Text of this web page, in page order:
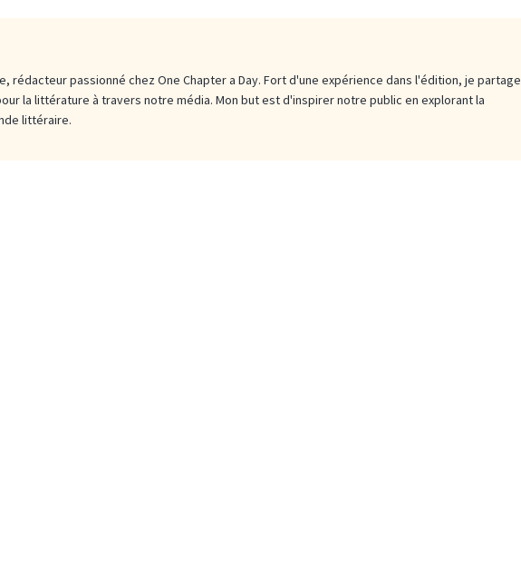
rédacteur passionné chez One Chapter a Day. Fort d'une expérience dans l'édition, je partage
la littérature à travers notre média. Mon but est d'inspirer notre public en explorant la
littéraire.